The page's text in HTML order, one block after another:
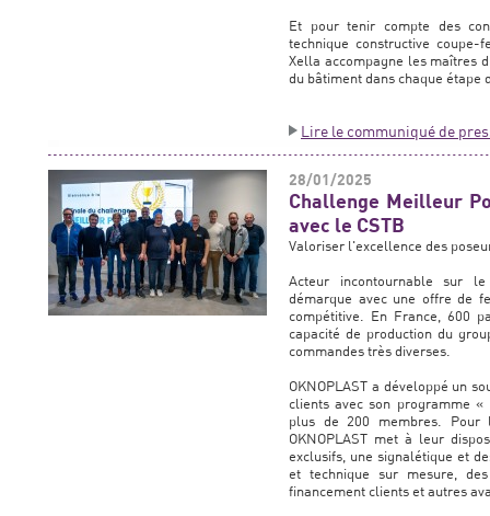
Et pour tenir compte des
technique constructive
Xella accompagne les maîtres
du bâtiment dans chaque étape
Lire le communiqué de
28/01/2025
Challenge Meilleur
avec le CSTB
Valoriser l'excellence des
Acteur incontournable sur
démarque avec une offre de
compétitive. En France, 600
capacité de production du
commandes très diverses.
OKNOPLAST a développé un
clients avec son programme
plus de 200 membres. Pour
OKNOPLAST met à leur
exclusifs, une signalétique et
et technique sur mesure,
financement clients et autres